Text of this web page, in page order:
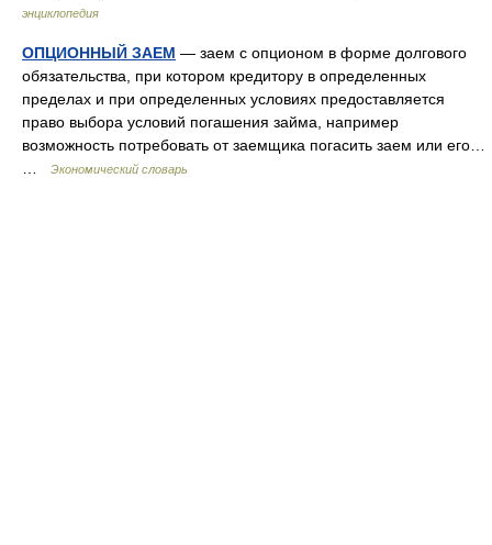
энциклопедия
ОПЦИОННЫЙ ЗАЕМ — заем с опционом в форме долгового
обязательства, при котором кредитору в определенных
пределах и при определенных условиях предоставляется
право выбора условий погашения займа, например
возможность потребовать от заемщика погасить заем или его…
Экономический словарь